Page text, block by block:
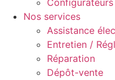
Configurateurs
Nos services
Assistance
Entretien /
Réparation
Dépôt-vente